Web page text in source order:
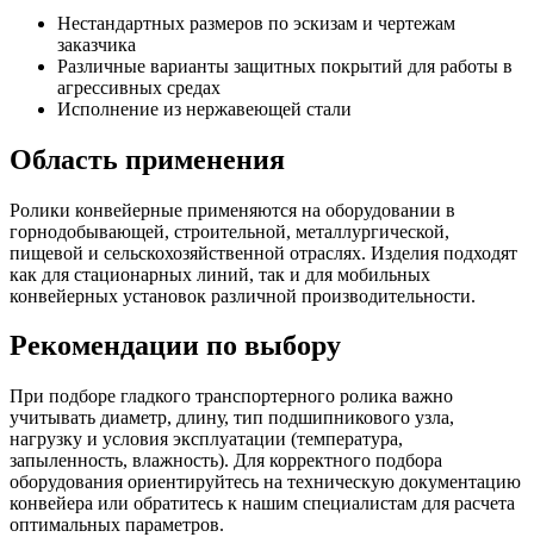
Нестандартных размеров по эскизам и чертежам
заказчика
Различные варианты защитных покрытий для работы в
агрессивных средах
Исполнение из нержавеющей стали
Область применения
Ролики конвейерные применяются на оборудовании в
горнодобывающей, строительной, металлургической,
пищевой и сельскохозяйственной отраслях. Изделия подходят
как для стационарных линий, так и для мобильных
конвейерных установок различной производительности.
Рекомендации по выбору
При подборе гладкого транспортерного ролика важно
учитывать диаметр, длину, тип подшипникового узла,
нагрузку и условия эксплуатации (температура,
запыленность, влажность). Для корректного подбора
оборудования ориентируйтесь на техническую документацию
конвейера или обратитесь к нашим специалистам для расчета
оптимальных параметров.